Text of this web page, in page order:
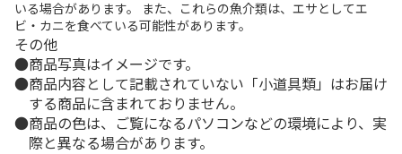
いる場合があります。 また、これらの魚介類は、エサとしてエ
ビ・カニを食べている可能性があります。
その他
商品写真はイメージです。
商品内容として記載されていない「小道具類」はお届け
する商品に含まれておりません。
商品の色は、ご覧になるパソコンなどの環境により、実
際と異なる場合があります。